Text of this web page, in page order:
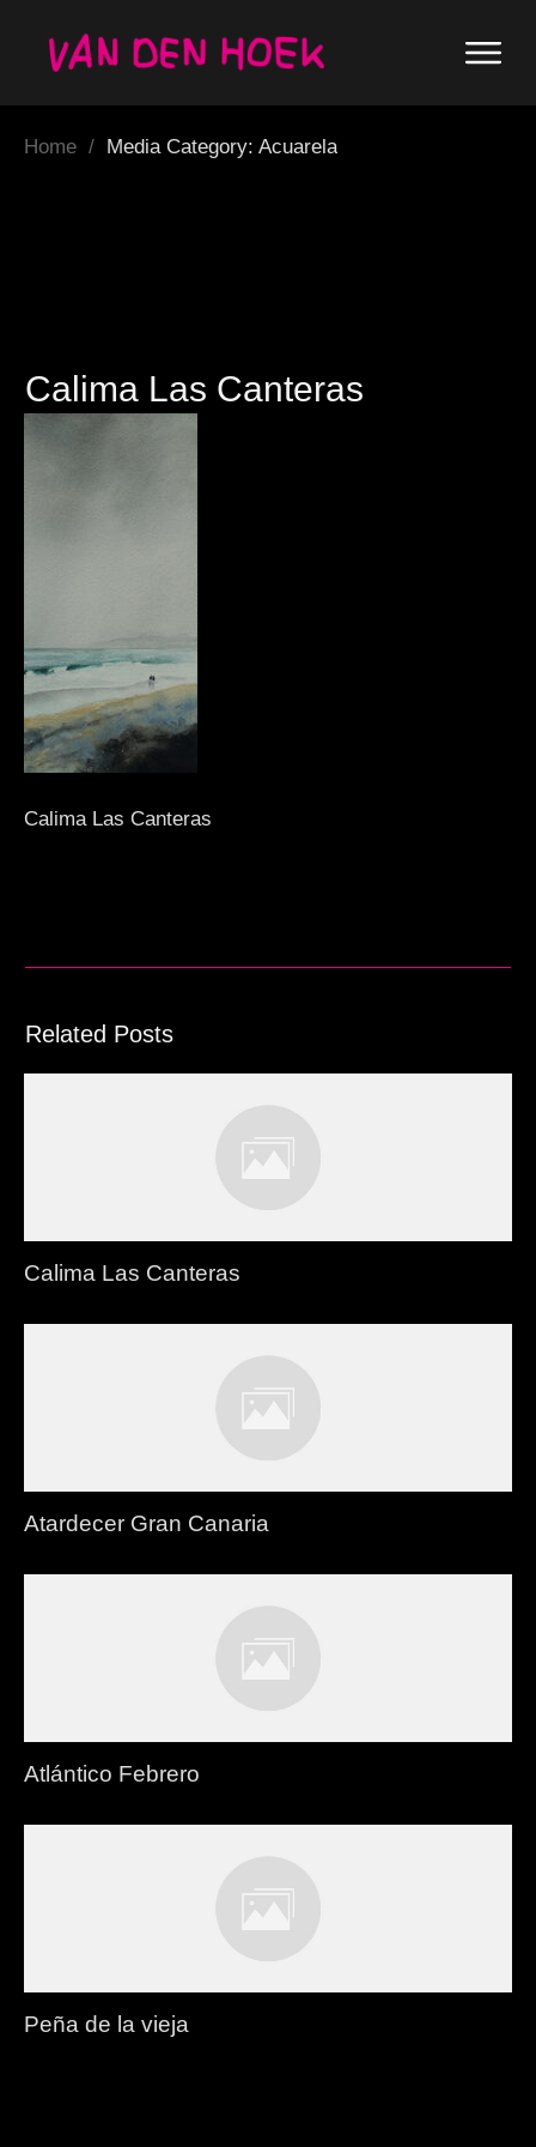
Home / Media Category: Acuarela
Calima Las Canteras
Calima Las Canteras
Related Posts
Calima Las Canteras
Atardecer Gran Canaria
Atlántico Febrero
Peña de la vieja